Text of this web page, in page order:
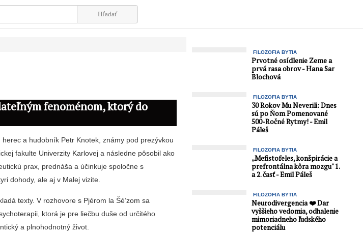
fenoménom, ktorý do
a hudobník Petr Knotek, známy pod prezývkou
fakulte Univerzity Karlovej a následne pôsobil ako
prax, prednáša a účinkuje spoločne s
dohody, ale aj v Malej vizite.
texty. V rozhovore s Pjérom la Šé’zom sa
ktorá je pre liečbu duše od určitého
a plnohodnotný život.
FILOZOFIA BYTIA
Prvotné osídlenie Zeme a
prvá rasa obrov - Hana Sar
Blochová
FILOZOFIA BYTIA
30 Rokov Mu Neverili: Dnes
sú po Ňom Pomenované
500-Ročné Rytmy! - Emil
Páleš
FILOZOFIA BYTIA
„Mefistofeles, konšpirácie a
prefrontálna kôra mozgu" 1.
a 2. časť - Emil Páleš
FILOZOFIA BYTIA
Neurodivergencia ❤️ Dar
vyššieho vedomia, odhalenie
mimoriadneho ľudského
potenciálu